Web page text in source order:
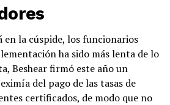
en la cúspide, los funcionarios
ha sido más lenta de lo
Beshear firmó este año un
del pago de las tasas de
certificados, de modo que no